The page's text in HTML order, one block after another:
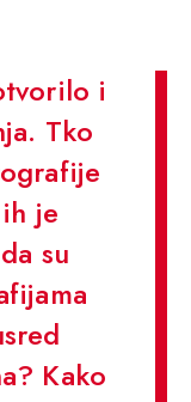
i
Tko
je
su
Kako